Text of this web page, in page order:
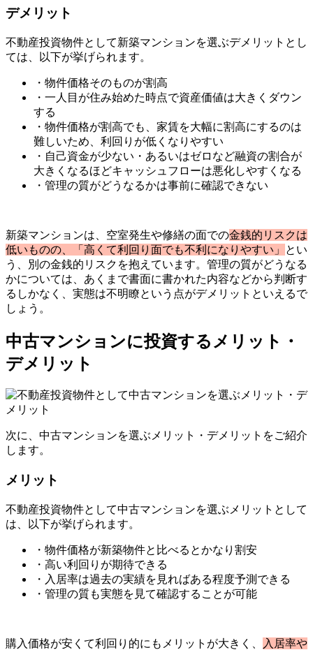
デメリット
不動産投資物件として新築マンションを選ぶデメリットとし
ては、以下が挙げられます。
・物件価格そのものが割高
・一人目が住み始めた時点で資産価値は大きくダウン
する
・物件価格が割高でも、家賃を大幅に割高にするのは
難しいため、利回りが低くなりやすい
・自己資金が少ない・あるいはゼロなど融資の割合が
大きくなるほどキャッシュフローは悪化しやすくなる
・管理の質がどうなるかは事前に確認できない
新築マンションは、空室発生や修繕の面での金銭的リスクは
低いものの、「高くて利回り面でも不利になりやすい」
とい
う、別の金銭的リスクを抱えています。管理の質がどうなる
かについては、あくまで書面に書かれた内容などから判断す
るしかなく、実態は不明瞭という点がデメリットといえるで
しょう。
中古マンションに投資するメリット・
デメリット
次に、中古マンションを選ぶメリット・デメリットをご紹介
します。
メリット
不動産投資物件として中古マンションを選ぶメリットとして
は、以下が挙げられます。
・物件価格が新築物件と比べるとかなり割安
・高い利回りが期待できる
・入居率は過去の実績を見ればある程度予測できる
・管理の質も実態を見て確認することが可能
購入価格が安くて利回り的にもメリットが大きく、
入居率や